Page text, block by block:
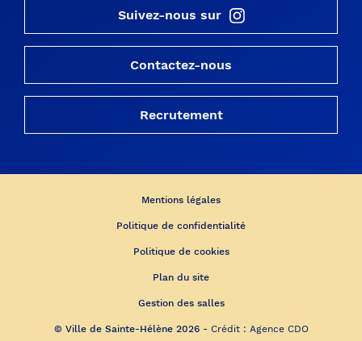
Suivez-nous sur
Contactez-nous
Recrutement
Mentions légales
Politique de confidentialité
Politique de cookies
Plan du site
Gestion des salles
© Ville de Sainte-Hélène 2026 - Crédit : Agence CDO